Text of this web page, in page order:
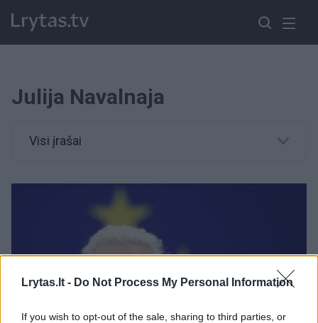
Lrytas.lt - Do Not Process My Personal Information
If you wish to opt-out of the sale, sharing to third parties, or
Julija Navalnaja
Visi įrašai